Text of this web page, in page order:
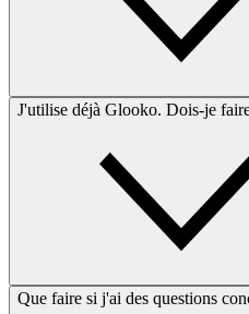
J'utilise déjà Glooko. Dois-je
Que faire si j'ai des questions